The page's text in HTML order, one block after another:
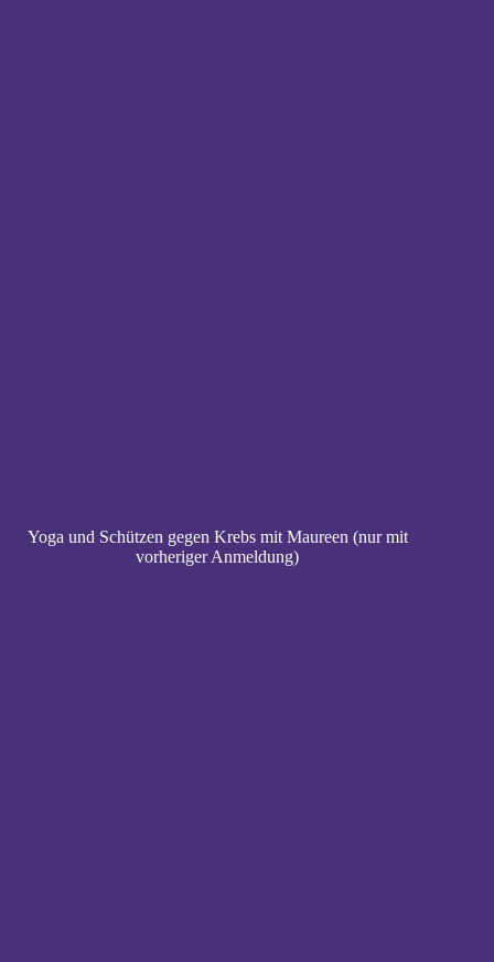
Yoga und Schützen gegen Krebs mit Maureen (nur mit
vorheriger Anmeldung)